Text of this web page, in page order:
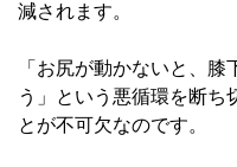
減されます。
「お尻が動かないと、
う」という悪循環を断ち
とが不可欠なのです。